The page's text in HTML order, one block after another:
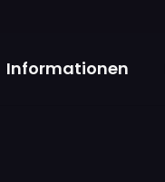
Informationen